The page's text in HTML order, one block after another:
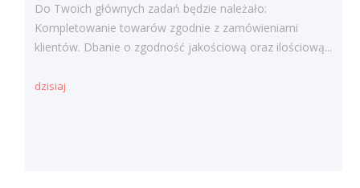
Do Twoich głównych zadań będzie należało:
Kompletowanie towarów zgodnie z zamówieniami
klientów. Dbanie o zgodność jakościową oraz ilościową...
dzisiaj